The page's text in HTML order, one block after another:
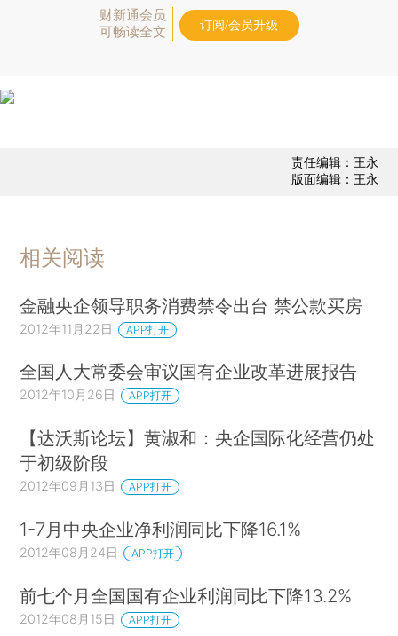
财新通会员
可畅读全文
订阅/会员升级
责任编辑：王永
版面编辑：王永
相关阅读
金融央企领导职务消费禁令出台 禁公款买房
2012年11月22日 APP打开
全国人大常委会审议国有企业改革进展报告
2012年10月26日 APP打开
【达沃斯论坛】黄淑和：央企国际化经营仍处
于初级阶段
2012年09月13日 APP打开
1-7月中央企业净利润同比下降16.1%
2012年08月24日 APP打开
前七个月全国国有企业利润同比下降13.2%
2012年08月15日 APP打开